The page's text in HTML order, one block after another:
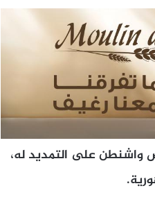
واشنطن على التمديد له،